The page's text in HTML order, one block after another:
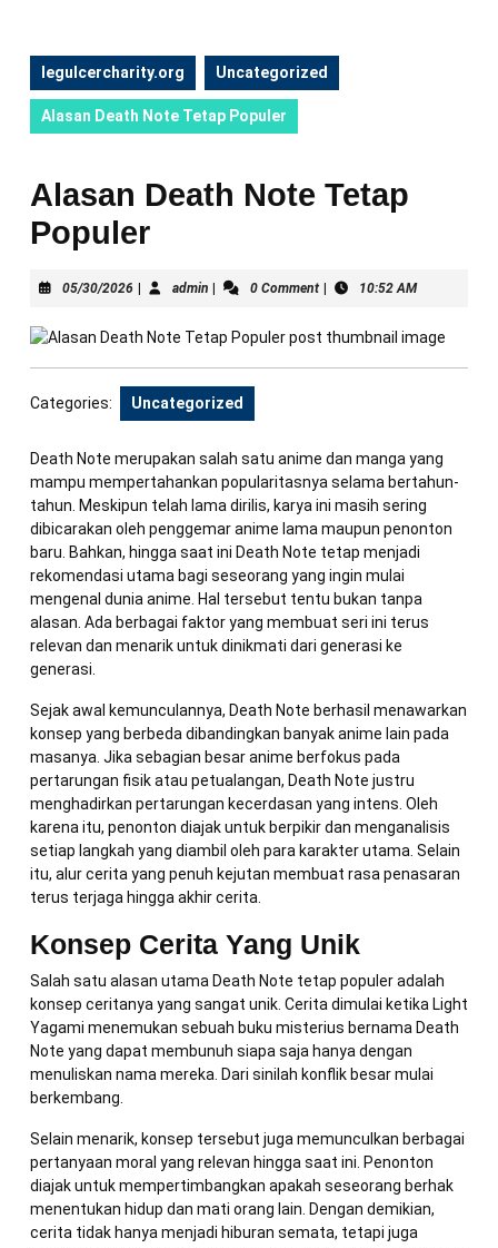
legulcercharity.org Uncategorized
Alasan Death Note Tetap Populer
Alasan Death Note Tetap
Populer
05/30/202605/30/2026
adminadmin 0 Comment 10:52 AM
Categories: Uncategorized
Death Note merupakan salah satu anime dan manga yang
mampu mempertahankan popularitasnya selama bertahun-
tahun. Meskipun telah lama dirilis, karya ini masih sering
dibicarakan oleh penggemar anime lama maupun penonton
baru. Bahkan, hingga saat ini Death Note tetap menjadi
rekomendasi utama bagi seseorang yang ingin mulai
mengenal dunia anime. Hal tersebut tentu bukan tanpa
alasan. Ada berbagai faktor yang membuat seri ini terus
relevan dan menarik untuk dinikmati dari generasi ke
generasi.
Sejak awal kemunculannya, Death Note berhasil menawarkan
konsep yang berbeda dibandingkan banyak anime lain pada
masanya. Jika sebagian besar anime berfokus pada
pertarungan fisik atau petualangan, Death Note justru
menghadirkan pertarungan kecerdasan yang intens. Oleh
karena itu, penonton diajak untuk berpikir dan menganalisis
setiap langkah yang diambil oleh para karakter utama. Selain
itu, alur cerita yang penuh kejutan membuat rasa penasaran
terus terjaga hingga akhir cerita.
Konsep Cerita Yang Unik
Salah satu alasan utama Death Note tetap populer adalah
konsep ceritanya yang sangat unik. Cerita dimulai ketika Light
Yagami menemukan sebuah buku misterius bernama Death
Note yang dapat membunuh siapa saja hanya dengan
menuliskan nama mereka. Dari sinilah konflik besar mulai
berkembang.
Selain menarik, konsep tersebut juga memunculkan berbagai
pertanyaan moral yang relevan hingga saat ini. Penonton
diajak untuk mempertimbangkan apakah seseorang berhak
menentukan hidup dan mati orang lain. Dengan demikian,
cerita tidak hanya menjadi hiburan semata, tetapi juga